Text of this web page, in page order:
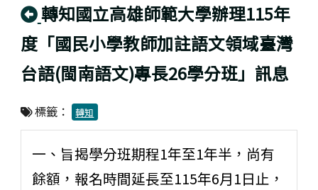
回上頁
轉知國立高雄師範大學辦理115年
度「國民小學教師加註語文領域臺灣
台語(閩南語文)專長26學分班」訊息
標籤： 轉知
一、旨揭學分班期程1年至1年半，尚有
餘額，報名時間延長至115年6月1日止，